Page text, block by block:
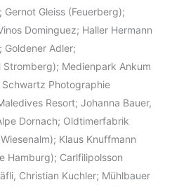
Gleiss (Feuerberg);
Dominguez; Haller Hermann
Goldener Adler;
Medienpark Ankum
Photographie
Resort; Johanna Bauer,
Dornach; Oldtimerfabrik
Klaus Knuffmann
Hamburg); Carlfilipolsson
Christian Kuchler; Mühlbauer